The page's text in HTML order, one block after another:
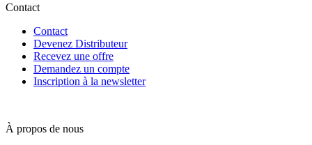
Contact
Contact
Devenez Distributeur
Recevez une offre
Demandez un compte
Inscription à la newsletter
À propos de nous